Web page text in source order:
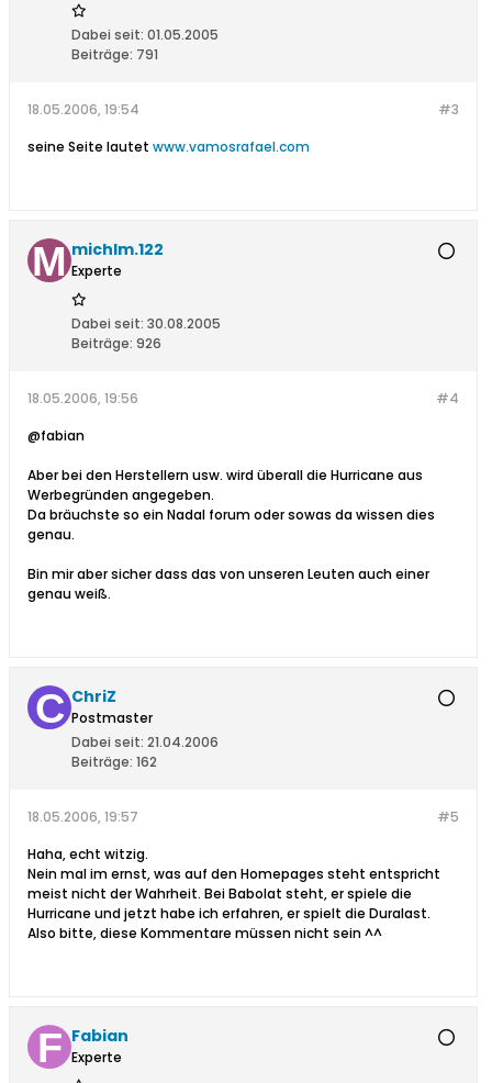
Dabei seit: 01.05.2005
Beiträge: 791
#3
18.05.2006, 19:54
seine Seite lautet www.vamosrafael.com
michlm.122
Experte
Dabei seit: 30.08.2005
Beiträge: 926
#4
18.05.2006, 19:56
@fabian
Aber bei den Herstellern usw. wird überall die Hurricane aus
Werbegründen angegeben.
Da bräuchste so ein Nadal forum oder sowas da wissen dies
genau.
Bin mir aber sicher dass das von unseren Leuten auch einer
genau weiß.
ChriZ
Postmaster
Dabei seit: 21.04.2006
Beiträge: 162
#5
18.05.2006, 19:57
Haha, echt witzig.
Nein mal im ernst, was auf den Homepages steht entspricht
meist nicht der Wahrheit. Bei Babolat steht, er spiele die
Hurricane und jetzt habe ich erfahren, er spielt die Duralast.
Also bitte, diese Kommentare müssen nicht sein ^^
Fabian
Experte